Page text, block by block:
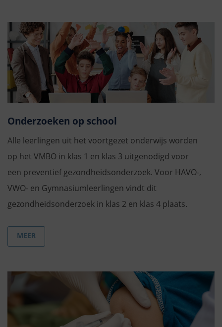
Onderzoeken op school
Alle leerlingen uit het voortgezet onderwijs worden
op het VMBO in klas 1 en klas 3 uitgenodigd voor
een preventief gezondheidsonderzoek. Voor HAVO-,
VWO- en Gymnasiumleerlingen vindt dit
gezondheidsonderzoek in klas 2 en klas 4 plaats.
MEER